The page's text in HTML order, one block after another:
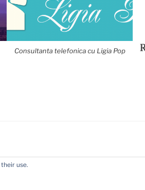
Consultanta telefonica cu Ligia Pop
use.